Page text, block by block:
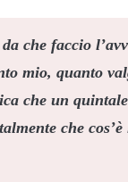
che faccio
mio, quanto
che un
che